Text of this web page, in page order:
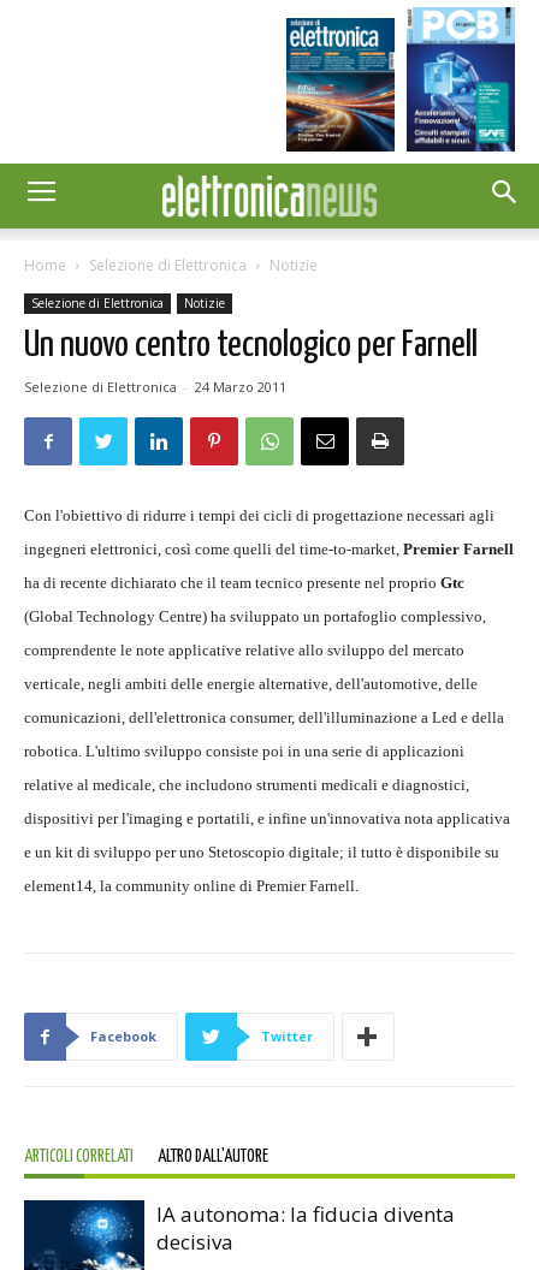
Home Selezione di Elettronica Notizie
Selezione di Elettronica Notizie
Un nuovo centro tecnologico per Farnell
Selezione di Elettronica - 24 Marzo 2011
Con l'obiettivo di ridurre i tempi dei cicli di progettazione necessari agli
ingegneri elettronici, così come quelli del time-to-market, Premier Farnell
ha di recente dichiarato che il team tecnico presente nel proprio Gtc
(Global Technology Centre) ha sviluppato un portafoglio complessivo,
comprendente le note applicative relative allo sviluppo del mercato
verticale, negli ambiti delle energie alternative, dell'automotive, delle
comunicazioni, dell'elettronica consumer, dell'illuminazione a Led e della
robotica. L'ultimo sviluppo consiste poi in una serie di applicazioni
relative al medicale, che includono strumenti medicali e diagnostici,
dispositivi per l'imaging e portatili, e infine un'innovativa nota applicativa
e un kit di sviluppo per uno Stetoscopio digitale; il tutto è disponibile su
element14, la community online di Premier Farnell.
Facebook Twitter
ARTICOLI CORRELATI ALTRO DALL'AUTORE
IA autonoma: la fiducia diventa
decisiva